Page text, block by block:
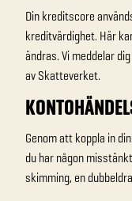
Din kreditscore
kreditvärdighet. Här
ändras. Vi meddelar
av Skatteverket.
Genom att koppla in
du har någon
skimming, en